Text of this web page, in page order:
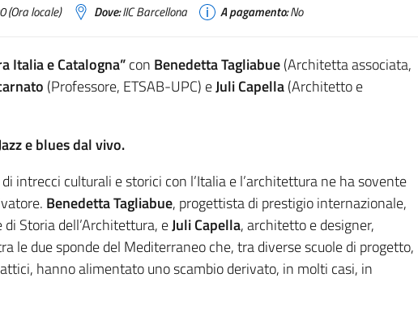
(Ora locale) Dove:IIC Barcellona A pagamento:No
Italia e Catalogna”con Benedetta Tagliabue(Architetta associata,
(Professore, ETSAB-UPC) eJuli Capella(Architetto e
e blues dal vivo.
intrecci culturali e storici con l’Italia e l’architettura ne ha sovente
Benedetta Tagliabue, progettista di prestigio internazionale,
di Storia dell’Architettura, eJuli Capella, architetto e designer,
le due sponde del Mediterraneo che, tra diverse scuole di progetto,
hanno alimentato uno scambio derivato, in molti casi, in